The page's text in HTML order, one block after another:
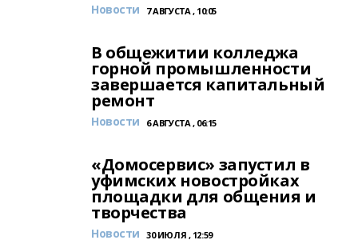
Новости 7 АВГУСТА , 10:05
В общежитии колледжа
горной промышленности
завершается капитальный
ремонт
Новости 6 АВГУСТА , 06:15
«Домосервис» запустил в
уфимских новостройках
площадки для общения и
творчества
Новости 30 ИЮЛЯ , 12:59